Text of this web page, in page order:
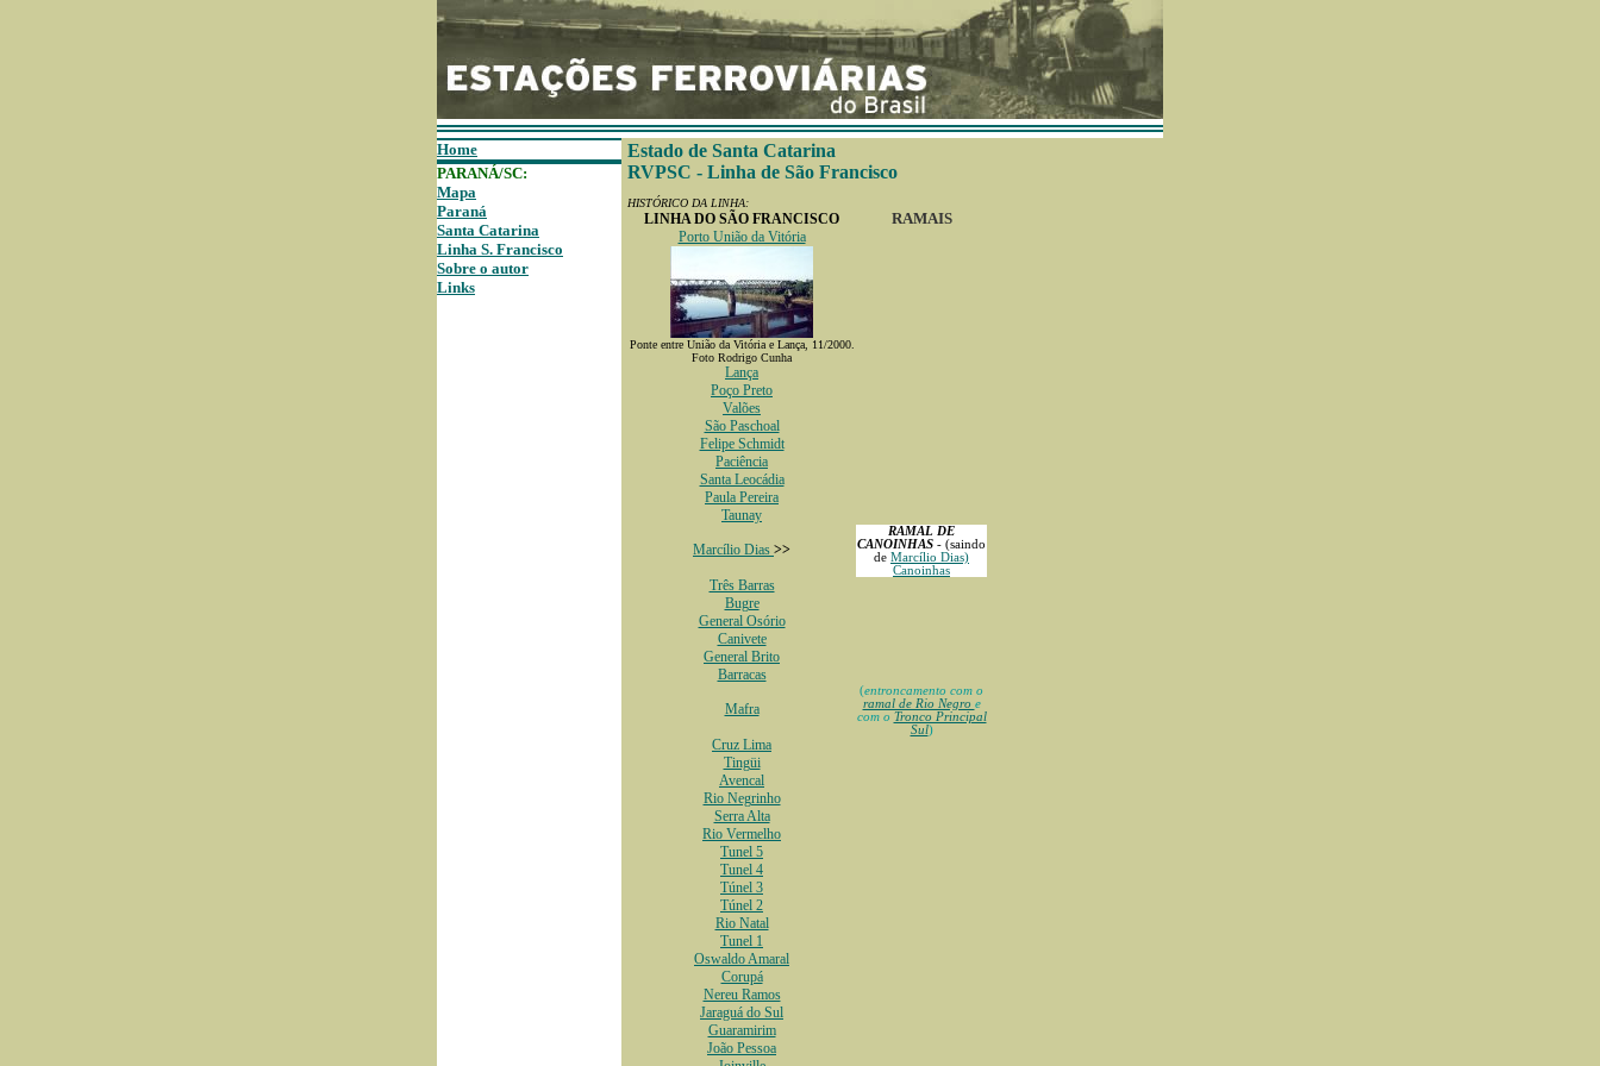
Home
PARANÁ/SC:
Mapa
Paraná
Santa Catarina
Linha S. Francisco
Sobre o autor
Links
Estado de Santa Catarina
RVPSC - Linha de São Francisco
HISTÓRICO DA LINHA:
LINHA DO SÃO FRANCISCO RAMAIS
Porto União da Vitória
Ponte entre União da Vitória e Lança, 11/2000.
Foto Rodrigo Cunha
Lança
Poço Preto
Valões
São Paschoal
Felipe Schmidt
Paciência
Santa Leocádia
Paula Pereira
Taunay
Marcílio Dias >>
RAMAL DE
CANOINHAS - (saindo
de Marcílio Dias)
Canoinhas
Três Barras
Bugre
General Osório
Canivete
General Brito
Barracas
Mafra
(entroncamento com o
ramal de Rio Negro e
com o Tronco Principal
Sul)
Cruz Lima
Tingüi
Avencal
Rio Negrinho
Serra Alta
Rio Vermelho
Tunel 5
Tunel 4
Túnel 3
Túnel 2
Rio Natal
Tunel 1
Oswaldo Amaral
Corupá
Nereu Ramos
Jaraguá do Sul
Guaramirim
João Pessoa